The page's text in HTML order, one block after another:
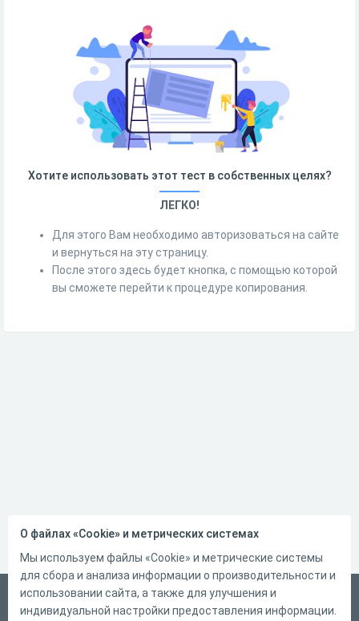
Хотите использовать этот тест в собственных целях?
ЛЕГКО!
Для этого Вам необходимо авторизоваться на сайте
и вернуться на эту страницу.
После этого здесь будет кнопка, с помощью которой
вы сможете перейти к процедуре копирования.
Русский
О файлах «Cookie» и метрических системах
Мы используем файлы «Cookie» и метрические системы
для сбора и анализа информации о производительности и
использовании сайта, а также для улучшения и
индивидуальной настройки предоставления информации.